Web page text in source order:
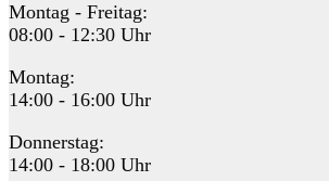
Montag - Freitag:
08:00 - 12:30 Uhr
Montag:
14:00 - 16:00 Uhr
Donnerstag:
14:00 - 18:00 Uhr